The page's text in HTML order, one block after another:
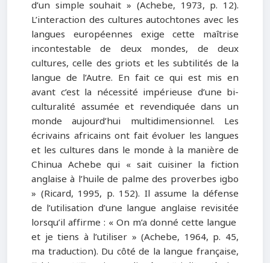
d’un simple souhait » (Achebe, 1973, p. 12).
L’interaction des cultures autochtones avec les
langues européennes exige cette maîtrise
incontestable de deux mondes, de deux
cultures, celle des griots et les subtilités de la
langue de l’Autre. En fait ce qui est mis en
avant c’est la nécessité impérieuse d’une bi-
culturalité assumée et revendiquée dans un
monde aujourd’hui multidimensionnel. Les
écrivains africains ont fait évoluer les langues
et les cultures dans le monde à la manière de
Chinua Achebe qui « sait cuisiner la fiction
anglaise à l’huile de palme des proverbes igbo
» (Ricard, 1995, p. 152). Il assume la défense
de l’utilisation d’une langue anglaise revisitée
lorsqu’il affirme : « On m’a donné cette langue
et je tiens à l’utiliser » (Achebe, 1964, p. 45,
ma traduction). Du côté de la langue française,